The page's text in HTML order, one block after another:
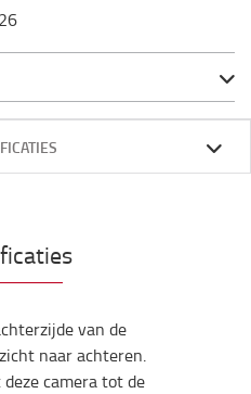
van de
naar achteren.
camera tot de